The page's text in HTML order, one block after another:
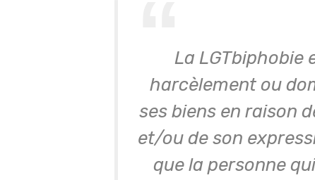
La LGTbiphobie
harcèlement ou
ses biens en raison
et/ou de son
que la personne